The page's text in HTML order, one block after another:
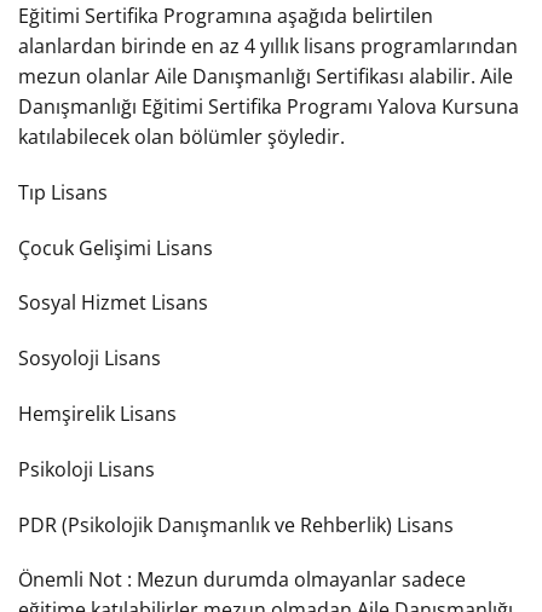
Eğitimi Sertifika Programına aşağıda belirtilen
alanlardan birinde en az 4 yıllık lisans programlarından
mezun olanlar Aile Danışmanlığı Sertifikası alabilir. Aile
Danışmanlığı Eğitimi Sertifika Programı Yalova Kursuna
katılabilecek olan bölümler şöyledir.
Tıp Lisans
Çocuk Gelişimi Lisans
Sosyal Hizmet Lisans
Sosyoloji Lisans
Hemşirelik Lisans
Psikoloji Lisans
PDR (Psikolojik Danışmanlık ve Rehberlik) Lisans
Önemli Not : Mezun durumda olmayanlar sadece